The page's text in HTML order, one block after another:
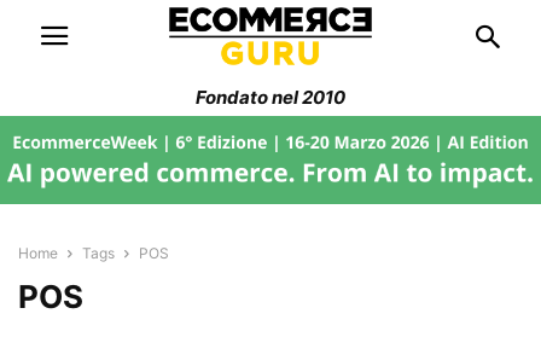
Fondato nel 2010
Home Tags POS
POS